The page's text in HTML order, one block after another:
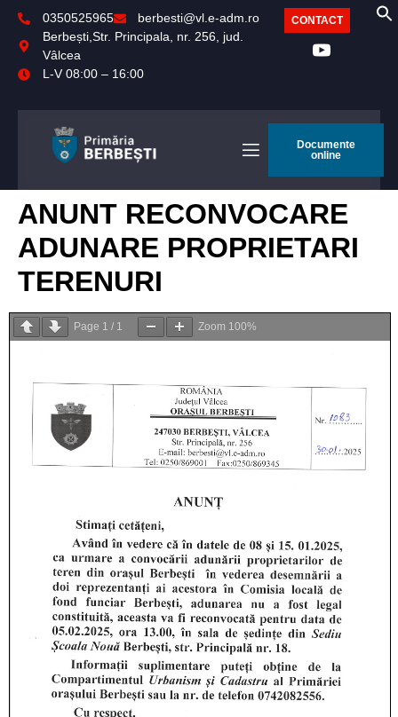
0350525965
berbesti@vl.e-adm.ro
Berbești,Str. Principala, nr. 256, jud.
Vâlcea
L-V 08:00 – 16:00
CONTACT
Documente
online
ANUNT RECONVOCARE
ADUNARE PROPRIETARI
TERENURI
Page 1 / 1 Zoom 100%